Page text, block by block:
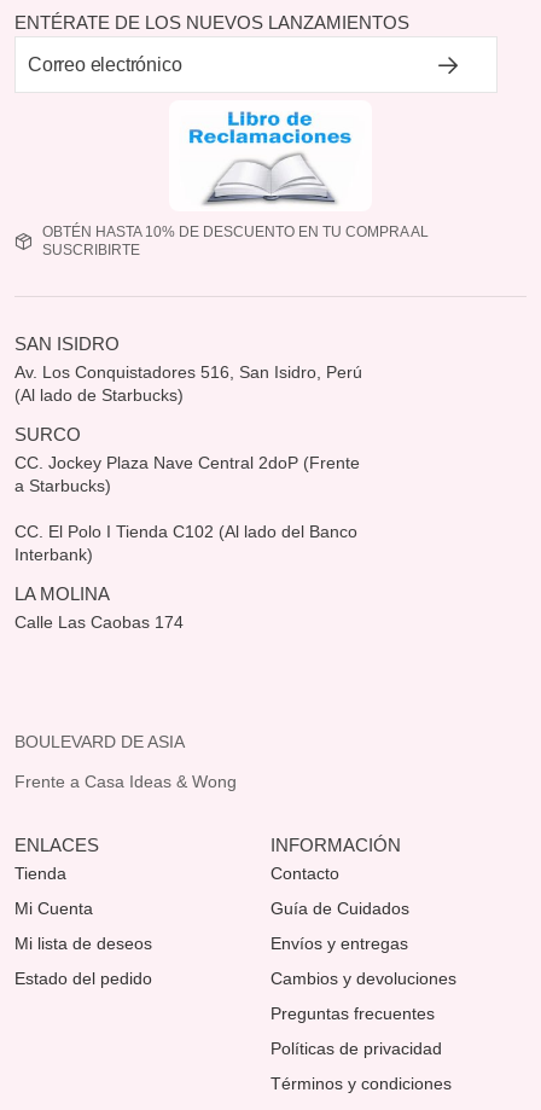
ENTÉRATE DE LOS NUEVOS LANZAMIENTOS
OBTÉN HASTA 10% DE DESCUENTO EN TU COMPRA AL
SUSCRIBIRTE
SAN ISIDRO
Av. Los Conquistadores 516, San Isidro, Perú
(Al lado de Starbucks)
SURCO
CC. Jockey Plaza Nave Central 2doP (Frente
a Starbucks)
CC. El Polo I Tienda C102 (Al lado del Banco
Interbank)
LA MOLINA
Calle Las Caobas 174
BOULEVARD DE ASIA
Frente a Casa Ideas & Wong
ENLACES
Tienda
Mi Cuenta
Mi lista de deseos
Estado del pedido
INFORMACIÓN
Contacto
Guía de Cuidados
Envíos y entregas
Cambios y devoluciones
Preguntas frecuentes
Políticas de privacidad
Términos y condiciones